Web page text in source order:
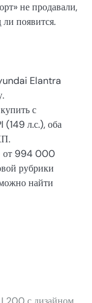
не продавали,
ли появится.
Elantra
с
(149 л.с.), оба
от 994 000
рубрики
найти